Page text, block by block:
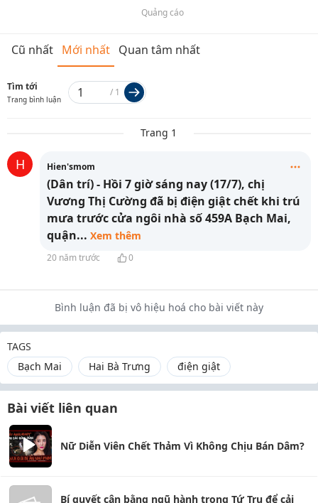
Quảng cáo
Cũ nhất Mới nhất Quan tâm nhất
Tìm tới
Trang bình luận
/ 1
Trang 1
H Hien'smom
(Dân trí) - Hồi 7 giờ sáng nay (17/7), chị
Vương Thị Cường đã bị điện giật chết khi trú
mưa trước cửa ngôi nhà số 459A Bạch Mai,
quận... Xem thêm
20 năm trước 0
Bình luận đã bị vô hiệu hoá cho bài viết này
TAGS
Bạch Mai
Hai Bà Trưng điện giật
Bài viết liên quan
Nữ Diễn Viên Chết Thảm Vì Không Chịu Bán Dâm?
Bí quyết cân bằng ngũ hành trong Tứ Trụ để cải